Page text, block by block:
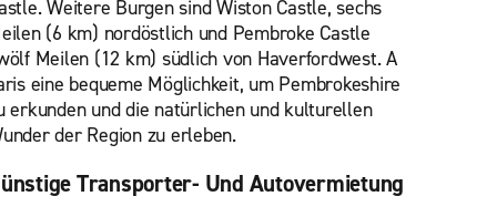
Weitere Burgen sind Wiston Castle, sechs
(6 km) nordöstlich und Pembroke Castle
Meilen (12 km) südlich von Haverfordwest. A
eine bequeme Möglichkeit, um Pembrokeshire
erkunden und die natürlichen und kulturellen
der Region zu erleben.
Transporter- Und Autovermietung